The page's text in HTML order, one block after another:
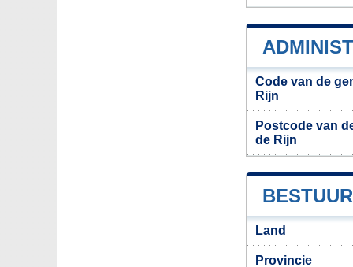
Code van de
Rijn
Postcode van
de Rijn
Land
Provincie